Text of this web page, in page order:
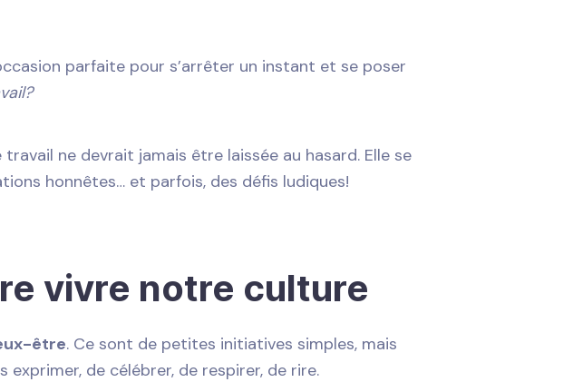
parfaite pour s’arrêter un instant et se poser
ne devrait jamais être laissée au hasard. Elle se
honnêtes… et parfois, des défis ludiques!
vivre notre culture
être. Ce sont de petites initiatives simples, mais
de célébrer, de respirer, de rire.